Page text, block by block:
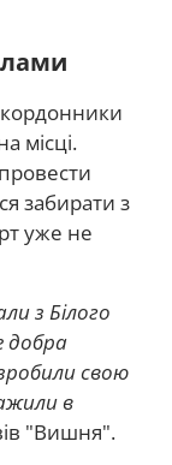
місці.
забирати з
уже не
з Білого
добра
свою
в
"Вишня".